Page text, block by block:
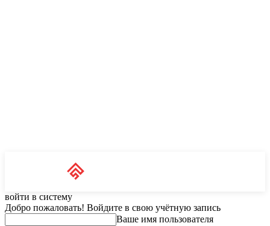
войти в систему
Добро пожаловать! Войдите в свою учётную запись
Ваше имя пользователя